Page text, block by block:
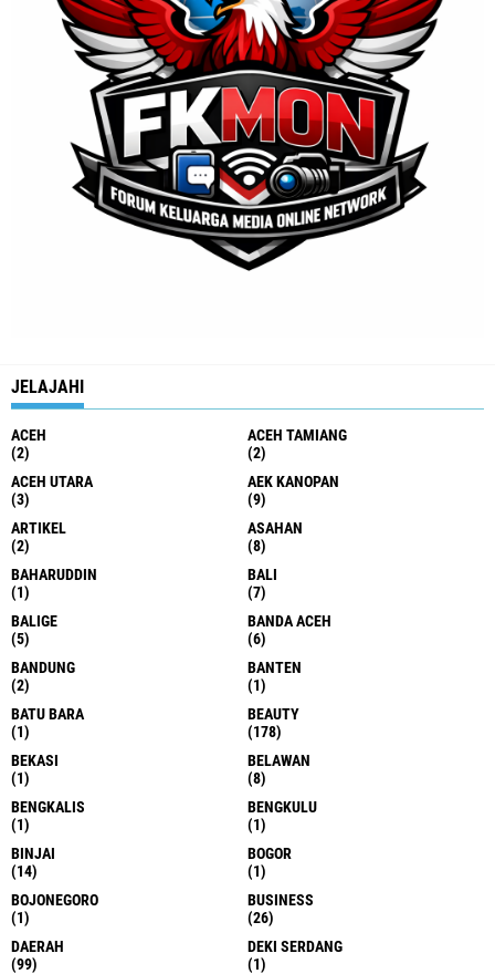
JELAJAHI
ACEH
(2)
ACEH TAMIANG
(2)
ACEH UTARA
(3)
AEK KANOPAN
(9)
ARTIKEL
(2)
ASAHAN
(8)
BAHARUDDIN
(1)
BALI
(7)
BALIGE
(5)
BANDA ACEH
(6)
BANDUNG
(2)
BANTEN
(1)
BATU BARA
(1)
BEAUTY
(178)
BEKASI
(1)
BELAWAN
(8)
BENGKALIS
(1)
BENGKULU
(1)
BINJAI
(14)
BOGOR
(1)
BOJONEGORO
(1)
BUSINESS
(26)
DAERAH
(99)
DEKI SERDANG
(1)